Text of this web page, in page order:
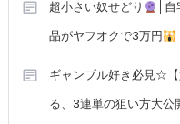
超小さい奴せどり
│
品がヤフオクで3万円
ギャンブル好き必見☆
る、3連単の狙い方大公